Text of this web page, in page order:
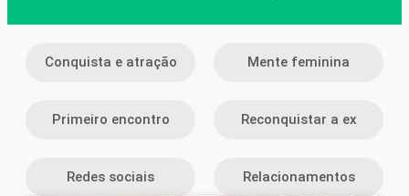
Conquista e atração Mente feminina
Primeiro encontro Reconquistar a ex
Redes sociais Relacionamentos